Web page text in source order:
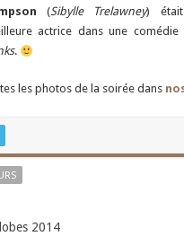
(Sibylle Trelawney)
actrice dans une
.
les photos de la soirée dans
2014